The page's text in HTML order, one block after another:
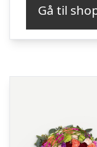
Gå til